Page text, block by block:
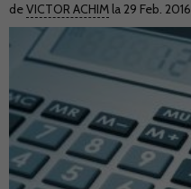
deVICTOR ACHIM la 29 Feb. 2016